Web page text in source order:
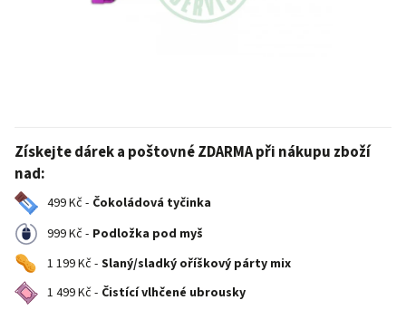
Získejte dárek a poštovné ZDARMA při nákupu zboží
nad:
499 Kč - Čokoládová tyčinka
999 Kč - Podložka pod myš
1 199 Kč - Slaný/sladký oříškový párty mix
1 499 Kč - Čistící vlhčené ubrousky